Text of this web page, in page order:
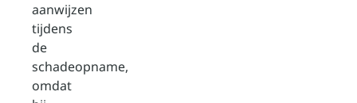
aanwijzen
tijdens
de
schadeopname,
omdat